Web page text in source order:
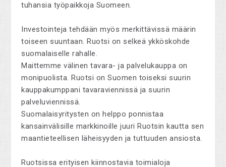
tuhansia työpaikkoja Suomeen.
Investointeja tehdään myös merkittävissä määrin
toiseen suuntaan. Ruotsi on selkeä ykköskohde
suomalaiselle rahalle.
Maittemme välinen tavara- ja palvelukauppa on
monipuolista. Ruotsi on Suomen toiseksi suurin
kauppakumppani tavaraviennissä ja suurin
palveluviennissä.
Suomalaisyritysten on helppo ponnistaa
kansainvälisille markkinoille juuri Ruotsin kautta sen
maantieteellisen läheisyyden ja tuttuuden ansiosta.
Ruotsissa erityisen kiinnostavia toimialoja